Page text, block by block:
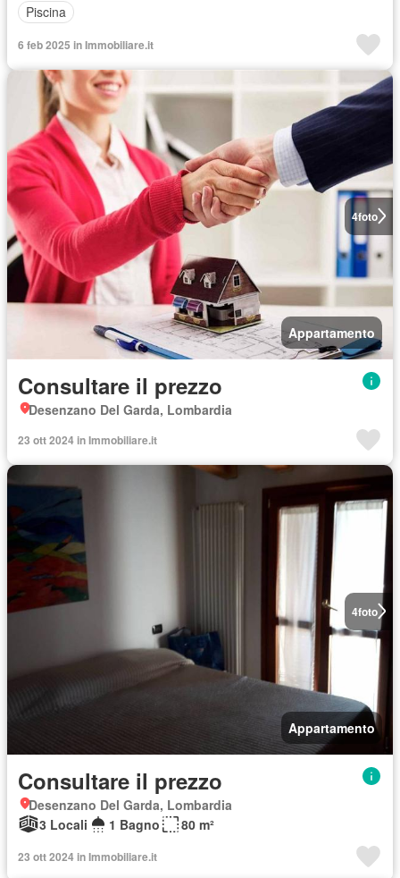
Piscina
6 feb 2025 in Immobiliare.it
4foto
Appartamento
Consultare il prezzo
Desenzano Del Garda, Lombardia
23 ott 2024 in Immobiliare.it
4foto
Appartamento
Consultare il prezzo
Desenzano Del Garda, Lombardia
3 Locali
1 Bagno 80 m²
23 ott 2024 in Immobiliare.it